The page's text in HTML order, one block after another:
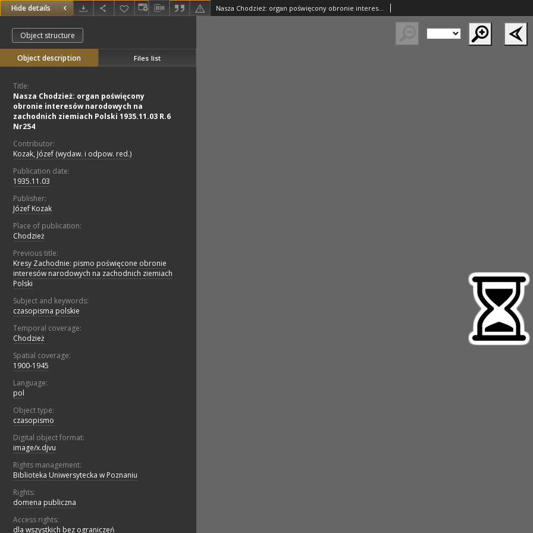
Hide details Nasza Chodzież: organ poświęcony obronie interesów narodowych na zachodnich ziemiach Polski 1935.11.03 R.6 Nr254
Object structure
Object description Files list
Title:
Nasza Chodzież: organ poświęcony
obronie interesów narodowych na
zachodnich ziemiach Polski 1935.11.03 R.6
Nr254
Contributor:
Kozak, Józef (wydaw. i odpow. red.)
Publication date:
1935.11.03
Publisher:
Józef Kozak
Place of publication:
Chodzież
Previous title:
Kresy Zachodnie: pismo poświęcone obronie
interesów narodowych na zachodnich ziemiach
Polski
Subject and keywords:
czasopisma polskie
Temporal coverage:
Chodzież
Spatial coverage:
1900-1945
Language:
pol
Object type:
czasopismo
Digital object format:
image/x.djvu
Rights management:
Biblioteka Uniwersytecka w Poznaniu
Rights:
domena publiczna
Access rights:
dla wszystkich bez ograniczeń